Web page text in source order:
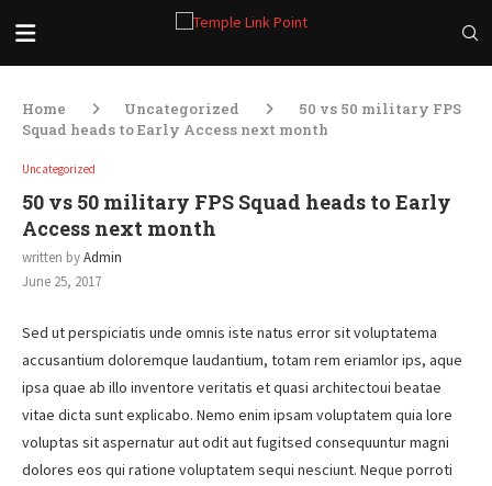
Home Uncategorized
50 vs 50 military FPS
Squad heads to Early Access next month
Uncategorized
50 vs 50 military FPS Squad heads to Early
Access next month
written byAdmin
June 25, 2017
Sed ut perspiciatis unde omnis iste natus error sit voluptatema
accusantium doloremque laudantium, totam rem eriamlor ips, aque
ipsa quae ab illo inventore veritatis et quasi architectoui beatae
vitae dicta sunt explicabo. Nemo enim ipsam voluptatem quia lore
voluptas sit aspernatur aut odit aut fugitsed consequuntur magni
dolores eos qui ratione voluptatem sequi nesciunt. Neque porroti